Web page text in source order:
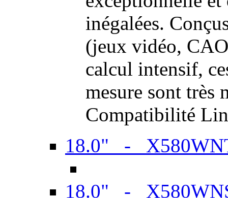
inégalées.
(jeux vidéo,
calcul intensif,
mesure sont très
Compatibilité
18.0" -
18.0" -